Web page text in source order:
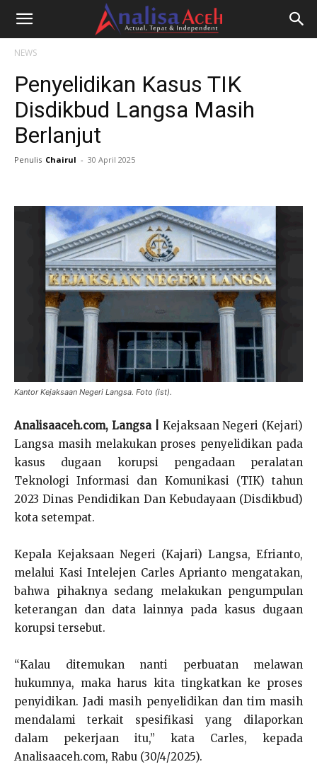
NEWS
Penyelidikan Kasus TIK
Disdikbud Langsa Masih
Berlanjut
Penulis Chairul - 30 April 2025
Kantor Kejaksaan Negeri Langsa. Foto (ist).
Analisaaceh.com, Langsa |
Kejaksaan Negeri (Kejari)
Langsa masih melakukan proses penyelidikan pada
kasus dugaan korupsi pengadaan peralatan
Teknologi Informasi dan Komunikasi (TIK) tahun
2023 Dinas Pendidikan Dan Kebudayaan (Disdikbud)
kota setempat.
Kepala Kejaksaan Negeri (Kajari) Langsa, Efrianto,
melalui Kasi Intelejen Carles Aprianto mengatakan,
bahwa pihaknya sedang melakukan pengumpulan
keterangan dan data lainnya pada kasus dugaan
korupsi tersebut.
“Kalau ditemukan nanti perbuatan melawan
hukumnya, maka harus kita tingkatkan ke proses
penyidikan. Jadi masih penyelidikan dan tim masih
mendalami terkait spesifikasi yang dilaporkan
dalam pekerjaan itu,” kata Carles, kepada
Analisaaceh.com, Rabu (30/4/2025).